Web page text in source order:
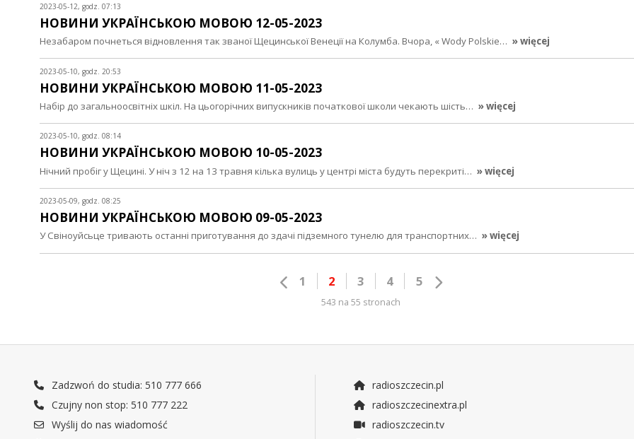
2023-05-12, godz. 07:13
НОВИНИ УКРАЇНСЬКОЮ МОВОЮ 12-05-2023
Незабаром почнеться відновлення так званої Щецинської Венеції на Колумба. Вчора, « Wody Polskie… » więcej
2023-05-10, godz. 20:53
НОВИНИ УКРАЇНСЬКОЮ МОВОЮ 11-05-2023
Набір до загальноосвітніх шкіл. На цьогорічних випускників початкової школи чекають шість… » więcej
2023-05-10, godz. 08:14
НОВИНИ УКРАЇНСЬКОЮ МОВОЮ 10-05-2023
Нічний пробіг у Щецині. У ніч з 12 на 13 травня кілька вулиць у центрі міста будуть перекриті… » więcej
2023-05-09, godz. 08:25
НОВИНИ УКРАЇНСЬКОЮ МОВОЮ 09-05-2023
У Свіноуйсьце тривають останні приготування до здачі підземного тунелю для транспортних… » więcej
1 2 3 4 5
543 na 55 stronach
Zadzwoń do studia: 510 777 666
Czujny non stop: 510 777 222
Wyślij do nas wiadomość
radioszczecin.pl
radioszczecinextra.pl
radioszczecin.tv